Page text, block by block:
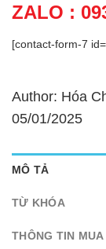
ZALO :
[contact-form-7
Author: Hóa
05/01/2025
MÔ TẢ
TỪ KHÓA
THÔNG TIN MUA